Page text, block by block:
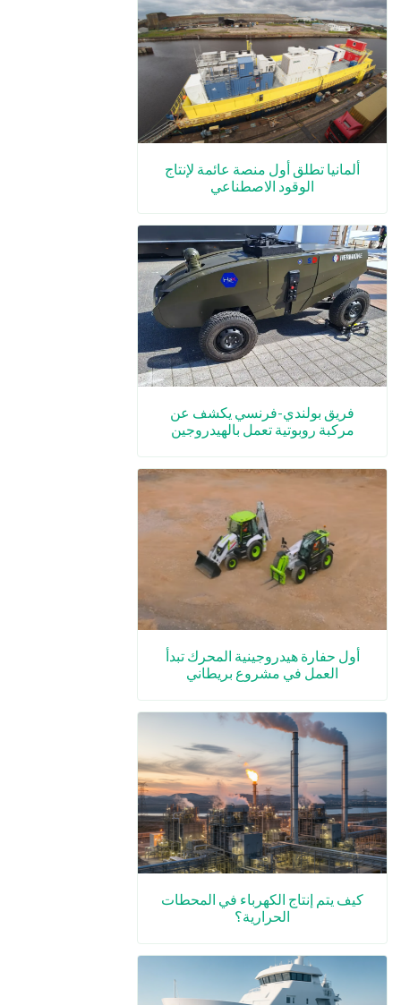
ألمانيا تطلق أول منصة عائمة لإنتاج
الوقود الاصطناعي
فريق بولندي-فرنسي يكشف عن
مركبة روبوتية تعمل بالهيدروجين
أول حفارة هيدروجينية المحرك تبدأ
العمل في مشروع بريطاني
كيف يتم إنتاج الكهرباء في المحطات
الحرارية؟